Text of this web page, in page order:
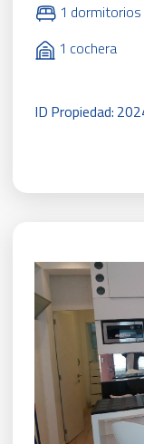
1 dormitorios
1 cochera
ID Propiedad: